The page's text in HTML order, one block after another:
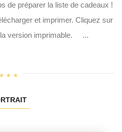
de préparer la liste de cadeaux !
et imprimer. Cliquez sur
la version imprimable. ...